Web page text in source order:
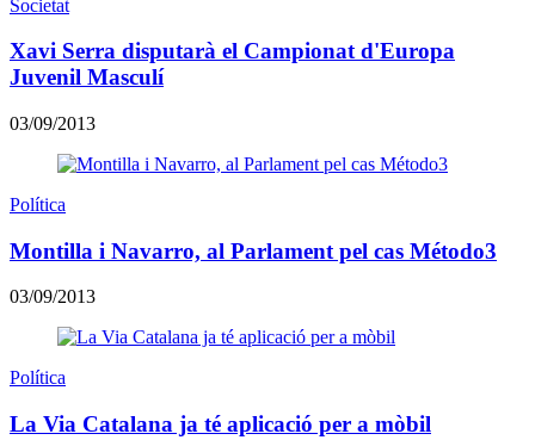
Societat
Xavi Serra disputarà el Campionat d'Europa
Juvenil Masculí
03/09/2013
Política
Montilla i Navarro, al Parlament pel cas Método3
03/09/2013
Política
La Via Catalana ja té aplicació per a mòbil